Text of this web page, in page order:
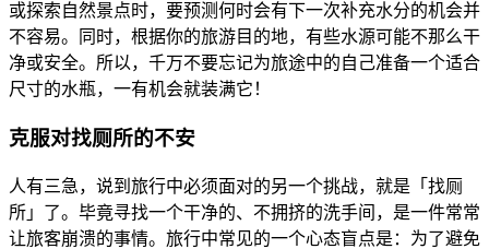
或探索自然景点时，要预测何时会有下一次补充水分的机会并
不容易。同时，根据你的旅游目的地，有些水源可能不那么干
净或安全。所以，千万不要忘记为旅途中的自己准备一个适合
尺寸的水瓶，一有机会就装满它！
克服对找厕所的不安
人有三急，说到旅行中必须面对的另一个挑战，就是「找厕
所」了。毕竟寻找一个干净的、不拥挤的洗手间，是一件常常
让旅客崩溃的事情。旅行中常见的一个心态盲点是：为了避免